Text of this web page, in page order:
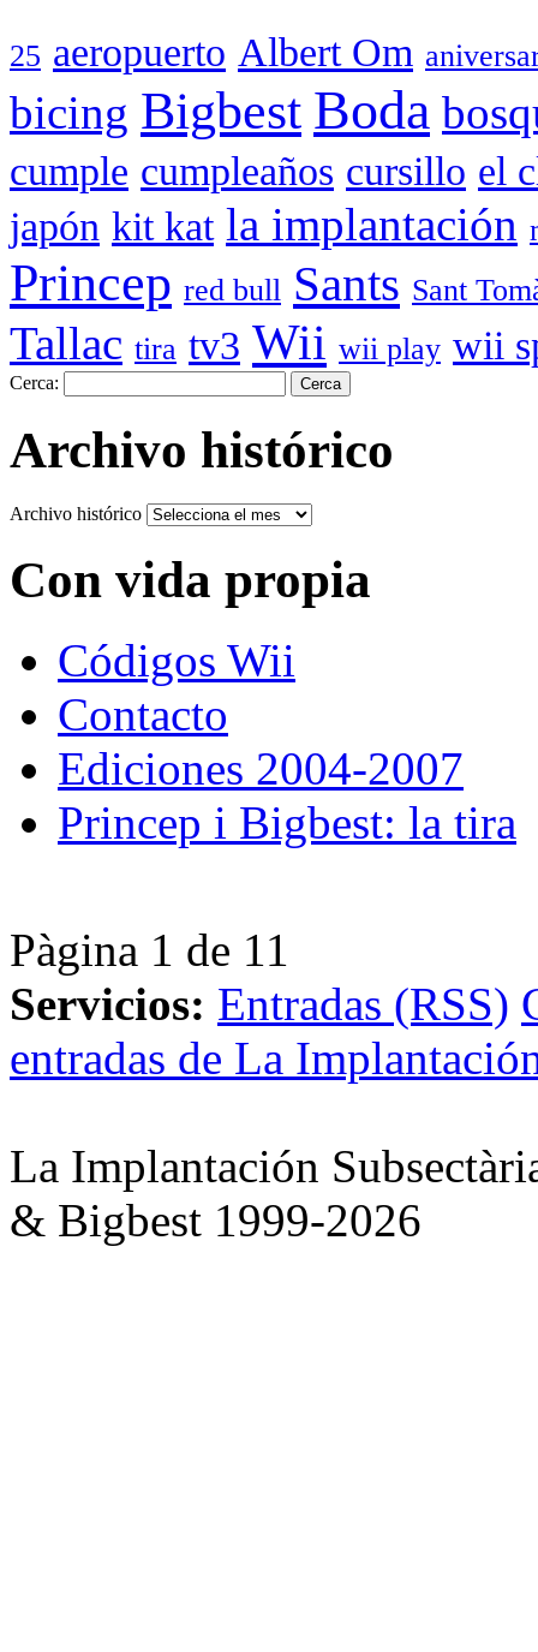
25 aeropuerto Albert Om
bicing Bigbest Boda
cumple cumpleaños cursillo el
japón kit kat la implantación
Princep red bull Sants Sant
Tallac tira tv3 Wii wii play wii
Cerca:
Archivo histórico
Archivo histórico
Con vida propia
Códigos Wii
Contacto
Ediciones 2004-2007
Princep i Bigbest: la tira
Pàgina 1 de 11
Servicios: Entradas (RSS)
entradas de La
La Implantación
& Bigbest 1999-2026